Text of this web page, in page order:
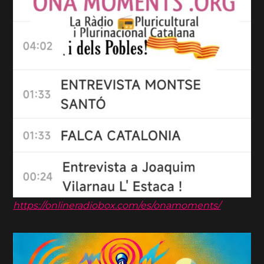
https://onlineradiobox.com/es/onamoments/